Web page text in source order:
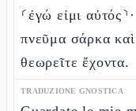
⸂ἐγώ εἰμι
πνεῦμα σάρκα
θεωρεῖτε ἔχοντα.
TRADUZIONE GNOSTICA